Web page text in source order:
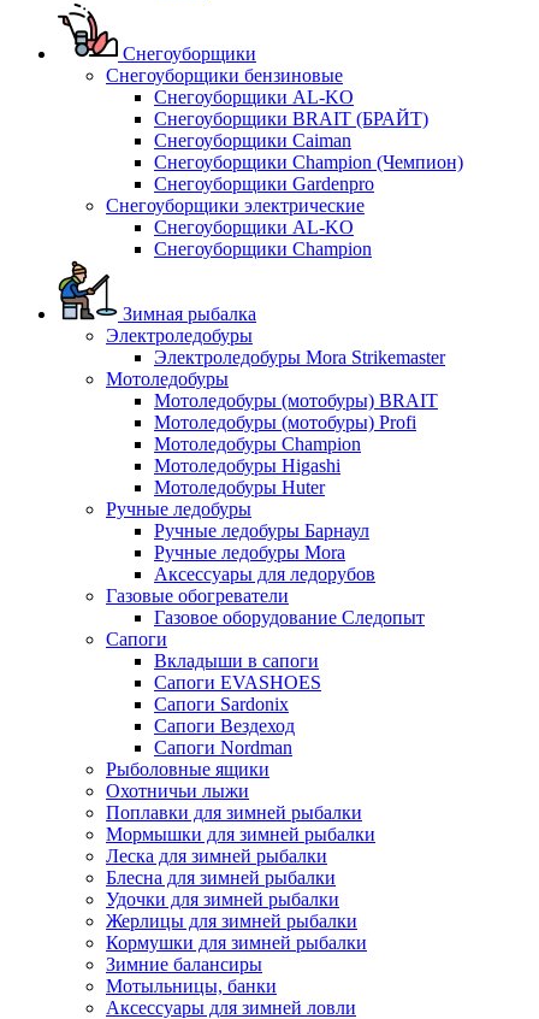
Снегоуборщики
Снегоуборщики бензиновые
Снегоуборщики AL-KO
Снегоуборщики BRAIT (БРАЙТ)
Снегоуборщики Caiman
Снегоуборщики Champion (Чемпион)
Снегоуборщики Gardenpro
Снегоуборщики электрические
Снегоуборщики AL-KO
Снегоуборщики Champion
Зимная рыбалка
Электроледобуры
Электроледобуры Mora Strikemaster
Мотоледобуры
Мотоледобуры (мотобуры) BRAIT
Мотоледобуры (мотобуры) Profi
Мотоледобуры Champion
Мотоледобуры Higashi
Мотоледобуры Huter
Ручные ледобуры
Ручные ледобуры Барнаул
Ручные ледобуры Mora
Аксессуары для ледорубов
Газовые обогреватели
Газовое оборудование Следопыт
Сапоги
Вкладыши в сапоги
Сапоги EVASHOES
Сапоги Sardonix
Сапоги Вездеход
Сапоги Nordman
Рыболовные ящики
Охотничьи лыжи
Поплавки для зимней рыбалки
Мормышки для зимней рыбалки
Леска для зимней рыбалки
Блесна для зимней рыбалки
Удочки для зимней рыбалки
Жерлицы для зимней рыбалки
Кормушки для зимней рыбалки
Зимние балансиры
Мотыльницы, банки
Аксессуары для зимней ловли